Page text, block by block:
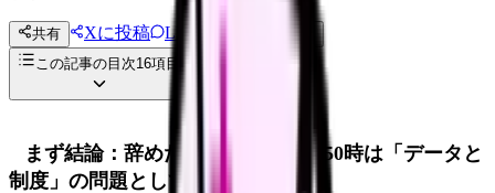
共有 Xに投稿 LINE
投稿文コピー
この記事の目次16項目
まず結論：辞めたい看護師のFAQ50時は「データと
制度」の問題として整理する